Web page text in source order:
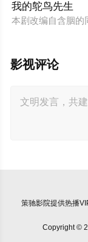
我的鸵鸟先生
本剧改编自含胭的
影视评论
策驰影院提供热播
Copyright ©